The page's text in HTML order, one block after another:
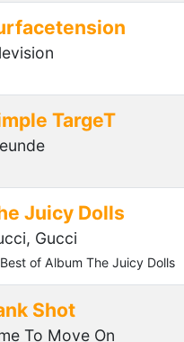
TargeT
Juicy Dolls
Gucci
Best of Album The Juicy Dolls
Shot
To Move On